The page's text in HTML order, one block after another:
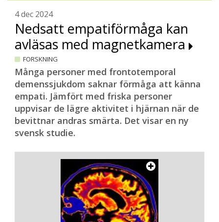
4 dec 2024
Nedsatt empatiförmåga kan
avläsas med magnetkamera
FORSKNING
Många personer med frontotemporal
demenssjukdom saknar förmåga att känna
empati. Jämfört med friska personer
uppvisar de lägre aktivitet i hjärnan när de
bevittnar andras smärta. Det visar en ny
svensk studie.